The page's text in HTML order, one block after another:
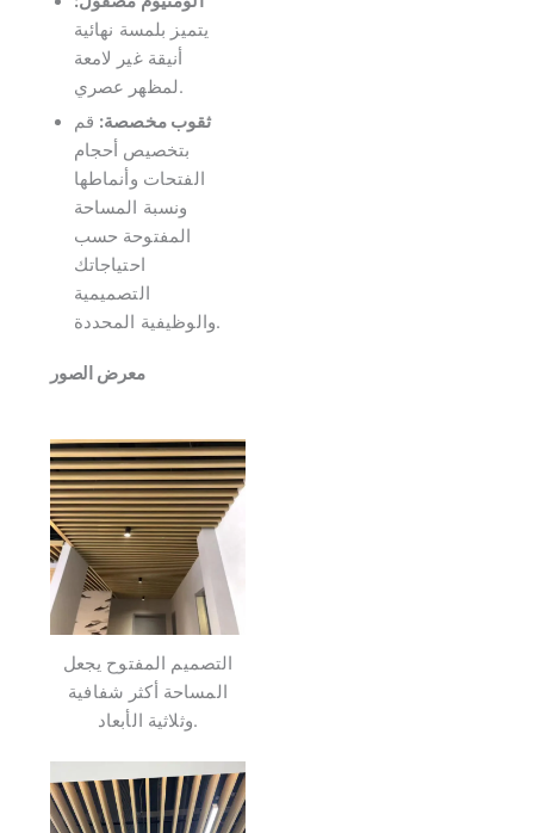
يتميز بلمسة نهائية
أنيقة غير لامعة
لمظهر عصري.
ثقوب مخصصة: قم
بتخصيص أحجام
الفتحات وأنماطها
ونسبة المساحة
المفتوحة حسب
احتياجاتك
التصميمية
والوظيفية المحددة.
معرض الصور
التصميم المفتوح يجعل
المساحة أكثر شفافية
وثلاثية الأبعاد.